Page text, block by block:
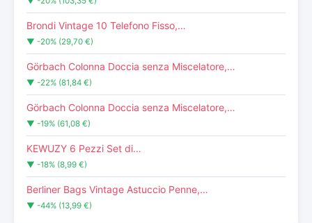
Brondi Vintage 10 Telefono Fisso,…
▼ -20% (29,70 €)
Görbach Colonna Doccia senza Miscelatore,…
▼ -22% (81,84 €)
Görbach Colonna Doccia senza Miscelatore,…
▼ -19% (61,08 €)
KEWUZY 6 Pezzi Set di…
▼ -18% (8,99 €)
Berliner Bags Vintage Astuccio Penne,…
▼ -44% (13,99 €)